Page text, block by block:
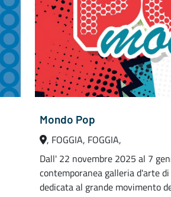
Mondo Pop
, FOGGIA, FOGGIA,
Dall' 22 novembre 2025 al 7
contemporanea galleria d'arte
dedicata al grande movimento